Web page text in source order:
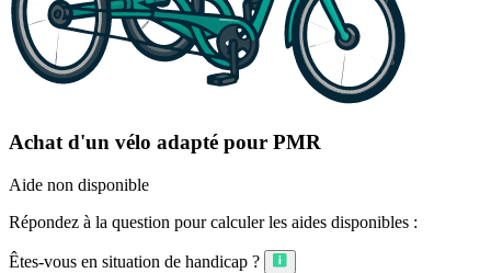
Achat d'un vélo adapté pour PMR
Aide non disponible
Répondez à la question pour calculer les aides disponibles :
Êtes-vous en situation de handicap ?